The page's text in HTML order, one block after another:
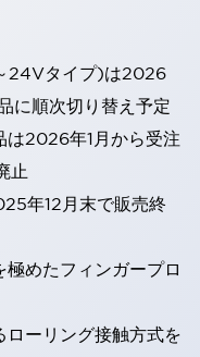
24Vタイプ)は2026
に順次切り替え予定
は2026年1月から受注
止
年12月末で販売終
めたフィンガープロ
ーリング接触方式を